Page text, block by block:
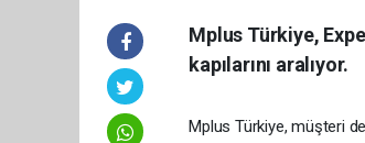
Mplus Türkiye,
kapılarını aralıyor.
Mplus Türkiye, müşteri